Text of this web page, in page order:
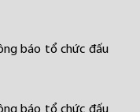
báo tổ chức đấu